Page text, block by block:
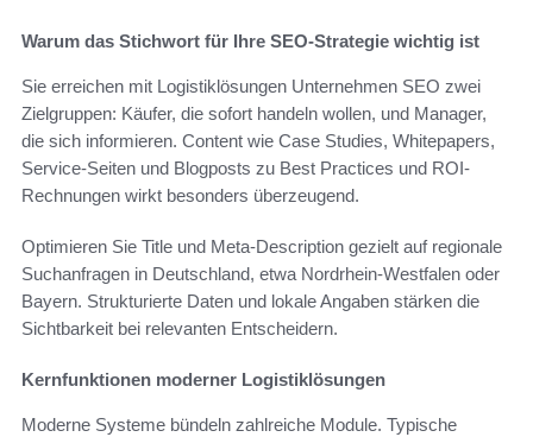
Warum das Stichwort für Ihre SEO-Strategie wichtig ist
Sie erreichen mit Logistiklösungen Unternehmen SEO zwei
Zielgruppen: Käufer, die sofort handeln wollen, und Manager,
die sich informieren. Content wie Case Studies, Whitepapers,
Service-Seiten und Blogposts zu Best Practices und ROI-
Rechnungen wirkt besonders überzeugend.
Optimieren Sie Title und Meta-Description gezielt auf regionale
Suchanfragen in Deutschland, etwa Nordrhein-Westfalen oder
Bayern. Strukturierte Daten und lokale Angaben stärken die
Sichtbarkeit bei relevanten Entscheidern.
Kernfunktionen moderner Logistiklösungen
Moderne Systeme bündeln zahlreiche Module. Typische